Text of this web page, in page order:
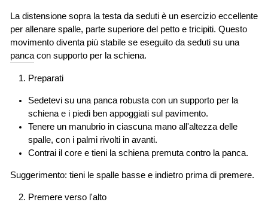
La distensione sopra la testa da seduti è un esercizio eccellente
per allenare spalle, parte superiore del petto e tricipiti. Questo
movimento diventa più stabile se eseguito da seduti su una
panca con supporto per la schiena.
Preparati
Sedetevi su una panca robusta con un supporto per la
schiena e i piedi ben appoggiati sul pavimento.
Tenere un manubrio in ciascuna mano all'altezza delle
spalle, con i palmi rivolti in avanti.
Contrai il core e tieni la schiena premuta contro la panca.
Suggerimento: tieni le spalle basse e indietro prima di premere.
Premere verso l'alto